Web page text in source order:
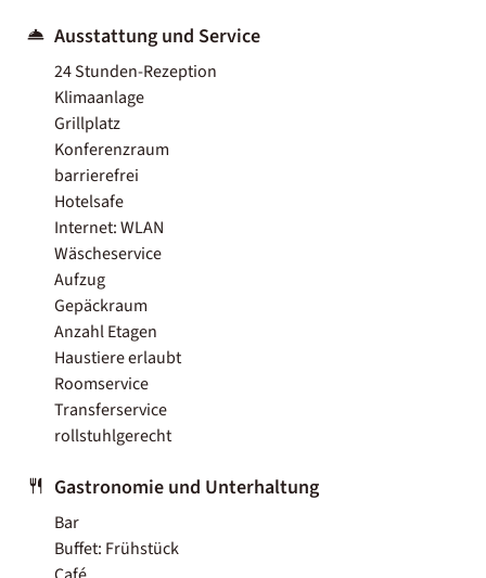
Ausstattung und Service
24 Stunden-Rezeption
Klimaanlage
Grillplatz
Konferenzraum
barrierefrei
Hotelsafe
Internet: WLAN
Wäscheservice
Aufzug
Gepäckraum
Anzahl Etagen
Haustiere erlaubt
Roomservice
Transferservice
rollstuhlgerecht
Gastronomie und Unterhaltung
Bar
Buffet: Frühstück